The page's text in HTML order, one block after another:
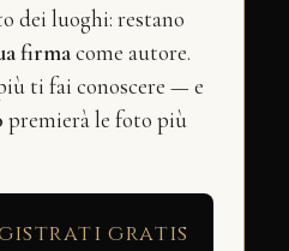
dei luoghi: restano
firmacome autore.
ti fai conoscere — e
premierà le foto più
gratis